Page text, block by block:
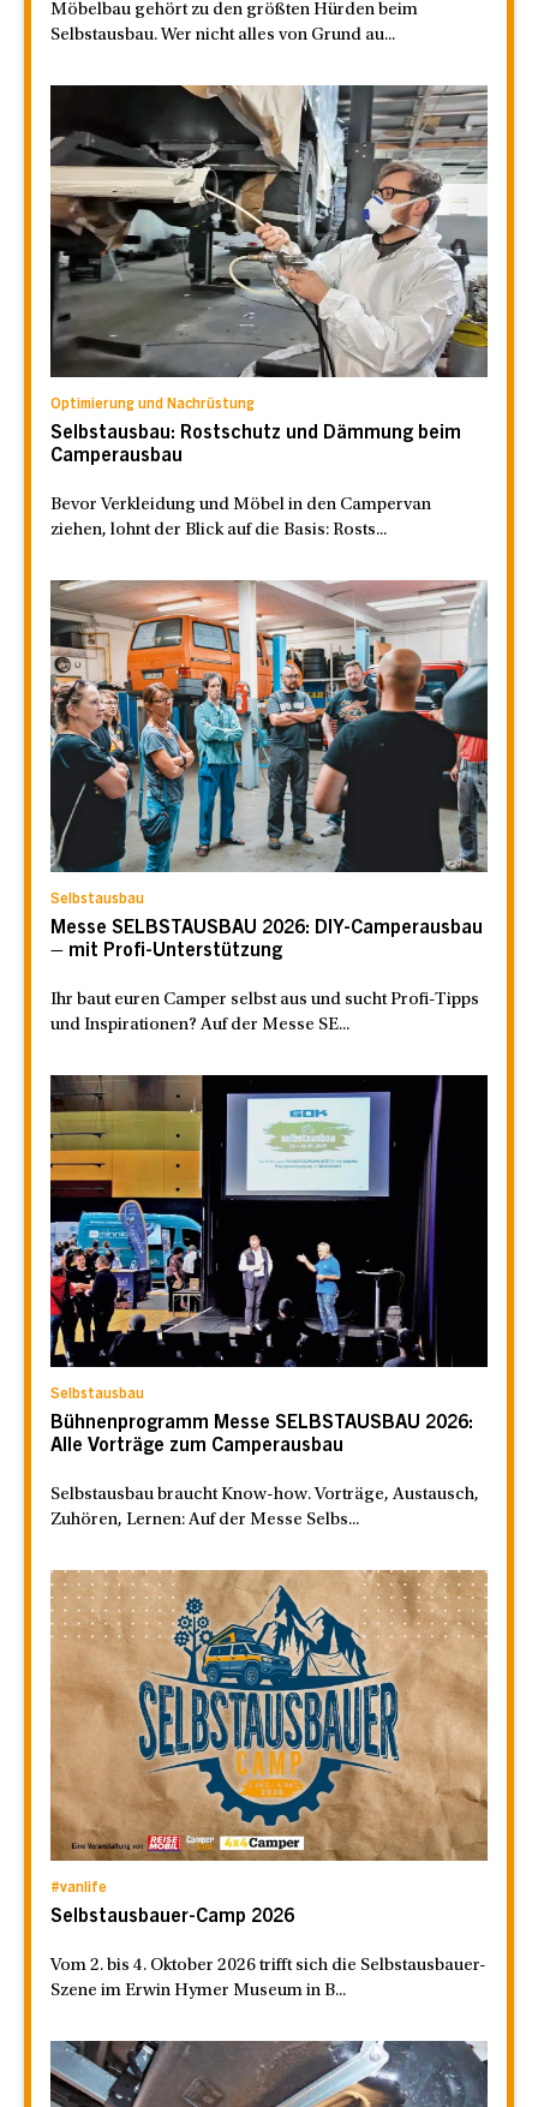
Möbelbau gehört zu den größten Hürden beim
Selbstausbau. Wer nicht alles von Grund au...
Optimierung und Nachrüstung
Selbstausbau: Rostschutz und Dämmung beim
Camperausbau
Bevor Verkleidung und Möbel in den Campervan
ziehen, lohnt der Blick auf die Basis: Rosts...
Selbstausbau
Messe SELBSTAUSBAU 2026: DIY-Camperausbau
– mit Profi-Unterstützung
Ihr baut euren Camper selbst aus und sucht Profi-Tipps
und Inspirationen? Auf der Messe SE...
Selbstausbau
Bühnenprogramm Messe SELBSTAUSBAU 2026:
Alle Vorträge zum Camperausbau
Selbstausbau braucht Know-how. Vorträge, Austausch,
Zuhören, Lernen: Auf der Messe Selbs...
#vanlife
Selbstausbauer-Camp 2026
Vom 2. bis 4. Oktober 2026 trifft sich die Selbstausbauer-
Szene im Erwin Hymer Museum in B...